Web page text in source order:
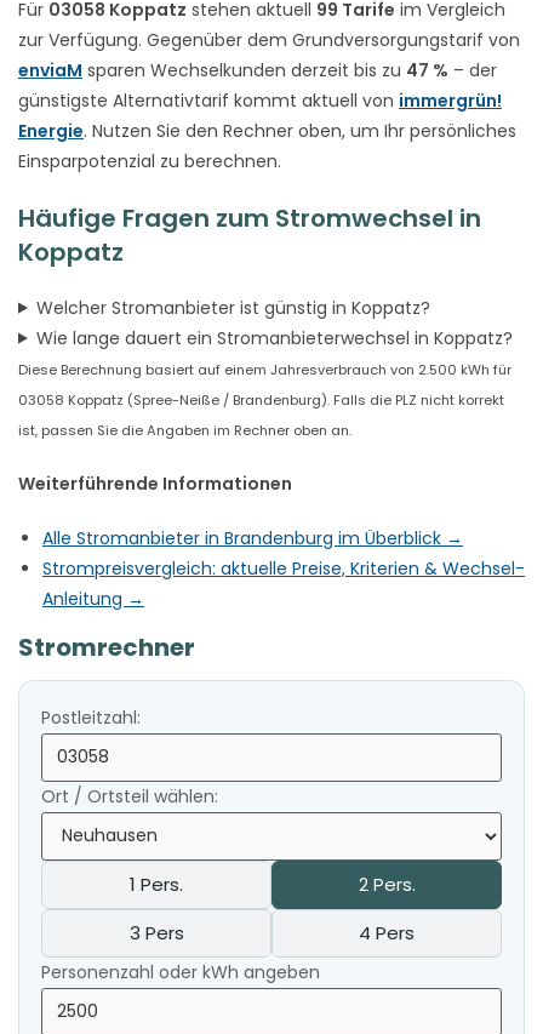
Für 03058 Koppatz stehen aktuell 99 Tarife im Vergleich
zur Verfügung. Gegenüber dem Grundversorgungstarif von
enviaM sparen Wechselkunden derzeit bis zu 47 % – der
günstigste Alternativtarif kommt aktuell von immergrün!
Energie. Nutzen Sie den Rechner oben, um Ihr persönliches
Einsparpotenzial zu berechnen.
Häufige Fragen zum Stromwechsel in
Koppatz
Welcher Stromanbieter ist günstig in Koppatz?
Wie lange dauert ein Stromanbieterwechsel in Koppatz?
Diese Berechnung basiert auf einem Jahresverbrauch von 2.500 kWh für
03058 Koppatz (Spree-Neiße / Brandenburg). Falls die PLZ nicht korrekt
ist, passen Sie die Angaben im Rechner oben an.
Weiterführende Informationen
Alle Stromanbieter in Brandenburg im Überblick →
Strompreisvergleich: aktuelle Preise, Kriterien & Wechsel-
Anleitung →
Stromrechner
Postleitzahl:
Ort / Ortsteil wählen:
1 Pers.
2 Pers.
3 Pers
4 Pers
Personenzahl oder kWh angeben